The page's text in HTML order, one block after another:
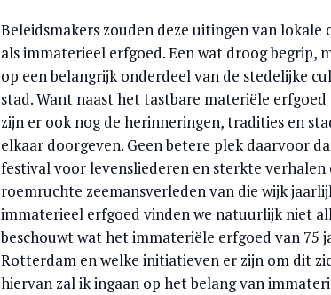
Beleidsmakers zouden deze uitingen van
als immaterieel erfgoed. Een wat droog begrip,
op een belangrijk onderdeel van de stedelijke
stad. Want naast het tastbare materiële
zijn er ook nog de herinneringen, tradities en
elkaar doorgeven. Geen betere plek daarvoor
festival voor levensliederen en sterkte
roemruchte zeemansverleden van die wijk
immaterieel erfgoed vinden we natuurlijk niet
beschouwt wat het immateriële erfgoed van 75
Rotterdam en welke initiatieven er zijn om dit
hiervan zal ik ingaan op het belang van